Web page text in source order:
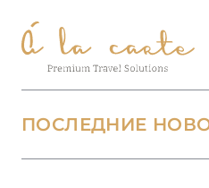
ПОСЛЕДНИЕ